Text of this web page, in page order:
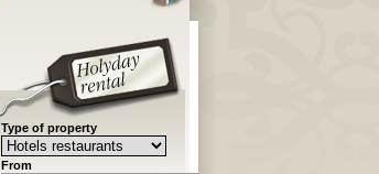
Type of property
From